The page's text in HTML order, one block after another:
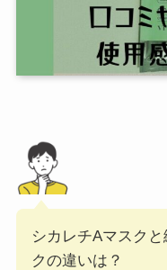
シカレチAマスク
クの違いは？